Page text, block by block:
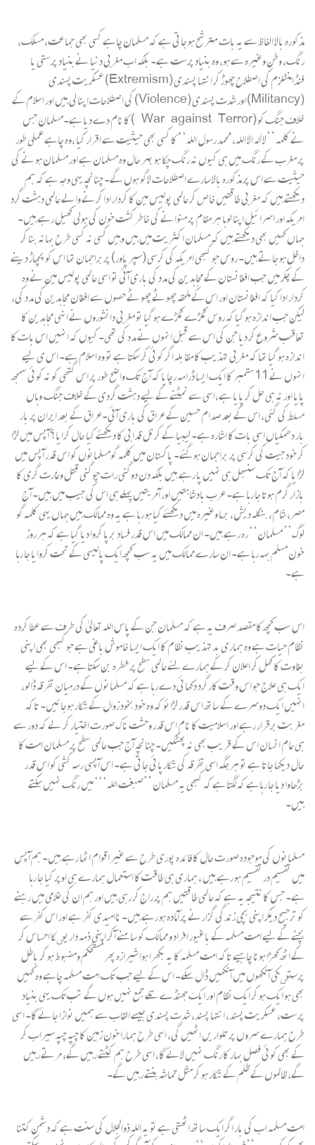
مذکورہ بالا الفاظ سے یہ بات مترشح ہو جاتی ہے کہ مسلمان چاہے کسی بھی جماعت، مسلک،
رنگ، وطن وغیرہ سے ہو، وہ بنیاد پرست ہے۔ بلکہ اب مغربی دنیا نے بنیاد پرستی یا
فنڈامنٹلزم کی اصطلاح چھوڑ کر انتہا پسندی (Extremism) عسکریت پسندی
(Militancy) اور شدت پسندی (Violence) کی اصطلاحات اپنا لی ہیں اور اسلام کے
خلاف جنگ کو (War against Terror ) کا نام دے دیا ہے۔مسلمان جس
نے کلمہ ’’لا الٰہ الا اللہ، محمد رسول اللہ‘‘ کا کسی بھی حیثیت سے اقرار کیا ،وہ چاہے عملی طور
پر مغرب کے رنگ میں ہی کیوں نہ رنگ چکا ہو بہر حال وہ مسلمان ہے اور مسلمان ہونے کی
حیثیت سے اس پر مذکورہ بالا سارے اصطلاحات لاگو ہوں گے۔ چنانچہ یہی وجہ ہے کہ ہم
دیکھتے ہیں کہ مغربی طاقتیں خاص کر عالمی پولیس مین کا کردار ادا کرنے والے عالمی دہشت گرد
امریکہ اور اسرائیل اپنا لوہا ہر مقام پر منوانے کی خاطر کشت خون کی ہولی کھیل رہے ہیں۔
جہاں کہیں بھی دیکھتے ہیں کہ مسلمان اکثریت میں ہیں وہیں کسی نہ کسی طرح بہانہ بنا کر
داخل ہو جاتے ہیں۔ روس جو کبھی امریکہ کی کرسی (سپر پاور) پربراجمان تھا اس کو پچھاڑ دینے
کے چکر میں جب افغانستان کے مجاہدین کی مدد کی باری آئی تو اسی عالمی پولیس مین نے وہ
کردار ادا کیا کہ افغانستان اور اس کے ملحقہ چھوٹے چھوٹے حصوں سے افغان مجاہدین کی مدد کی،
لیکن جب اندازہ ہو گیا کہ روس ٹکڑے ٹکڑے ہو گیا تو مغربی دانشوروں نے انہی مجاہدین کا
تعاقب شروع کر دیا جن کی اس سے قبل انہوں نے مدد کی تھی۔ کیوں کہ انہیں اس بات کا
اندازہ ہو گیا تھا کہ مغربی تہذیب کا مقابلہ اگر کوئی کر سکتا ہے تو وہ اسلام ہے۔ اس ی لیے
انہوں نے 11ستمبر کا ایک ایسا ڈرامہ رچایا کہ آج تک واضح طور پر اس گتھی کو نہ کوئی سمجھ
پایا اور نہ ہی حل کر پایا ہے،اسی سے نمٹنے کے لیے دہشت گردی کے خلاف جنگ وہاں
مسلط کی گئی، اس کے بعد صدام حسین کے عراق کی باری آئی۔عراق کے بعد ایران پر بار
بار دھمکیاں اسی بات کا اشارہ ہے۔ لیبیا کے کرنل قدابی کا دیکھئے کیا حال کرایا؟ آپس میں لڑا
کر خود جیت کی کرسی پر براجمان ہو گئے۔ پاکستان میں کلمہ گومسلمانوں کو اس قدر آپس میں
لڑایا کہ آج تک سنبھل ہی نہیں پا رہے ہیں بلکہ دن دوگنی رات چوگنی قتل وغارت گری کا
بازار گرم ہوتا جا رہا ہے۔ عرب بادشاہتیں اور آمریتیں پہلے ہی اس کی جیب میں ہیں۔ آج
مصر، شام، بنگلہ دیش، برما وغیرہ میں دیکھئے کیا ہو رہا ہے یہ وہ ممالک ہیں جہاں یہی کلمہ گو
لوگ’’ مسلمان‘‘ رہ رہے ہیں۔ ان ممالک میں اس قدر فساد برپا کروا دیا گیا ہے کہ ہر روز
خون مسلم بہہ رہا ہے۔ ان سارے ممالک میں یہ سب کچھ ایک پالیسی کے تحت کروایا جا رہا
ہے۔
اس سب کچھ کا مقصد صرف یہ ہے کہ مسلمان جن کے پاس اللہ تعالیٰ کی طرف سے عطا کردہ
نظام حیات ہے وہ ہماری بدتہذیب نظام کا ایک ایسا خاموش باغی ہے جو کبھی بھی اپنی
بغاوت کا کھل کر اعلان کر کے ہمارے لئے عالمی سطح پر خطرہ بن سکتا ہے۔ اس کے لیے
ایک ہی علاج جو اس وقت کارگرد دکھائی دے رہا ہے کہ مسلمانوں کے درمیان تفرقہ ڈالو،
انہیں ایک دوسرے کے ساتھ اس قدر لڑائو کہ وہ خود بخود زوال کے شکار ہوجائیں۔ تاکہ
مغربت برقرار رہے اور اسلامیت کا نام اس قدر وحشت ناک صورت اختیار کر لے کہ دور سے
ہی عام انسان اس کے قریب بھی نہ پھٹکیں۔ چنانچہ آج جب عالمی سطح پر مسلمان امت کا
حال دیکھا جاتا ہے تو ہر جگہ اسی تفرقہ کی شکارپائی جاتی ہے۔ اس آپسی رسہ کشی کو اس قدر
بڑھاوا دیا جا رہاہے کہ لگتا ہے کہ کبھی یہ مسلمان ’’صبغت اللہ‘‘‘ میں رنگ نہیں سکتے
ہیں۔
مسلمانوں کی موجودہ صورت حال کا فائدہ پوری طرح سے غیر اقوام اٹھا رہے ہیں۔ ہم آپس
میں تقسیم در تقسیم ہو رہے ہیں ، ہماری ہی طاقت کا استعمال ہمارے ہی اوپر کیا جا رہا
ہے۔ جس کا نتیجہ یہ ہے کہ عالمی طاقتیں ہم پر راج کر رہی ہیں اور ہم ان کی غلامی میں رہنے
کو ترجیح دیکر اپنی بچی زندگی گزارنے پر آمادہ ہو رہے ہیں۔ ناامیدی کفر ہے اور اس کفر سے
بچنے کے لیے امت مسلمہ کے باغیور افراد و ممالک کو سامنے آکر اپنی ذمہ داریوںکا احساس کر
کے اٹھ کھڑا ہونا چاہیے تاکہ امت مسلمہ کا یہ بکھرا ہوا شیرازہ پھر مستحکم ومضبوط ہو کر باطل
پرستوںکی آنکھوں میں آنکھیں ڈال سکے۔ اس کے لیے جب تک امت مسلمہ چاہے وہ کہیں
بھی ہو ایک ہو کر ایک نظام اور ایک جھنڈے تلے جمع نہیں ہوں گے تب تک یہی بنیاد
پرست، عسکریت پسند، انتہا پسند، شدت پسندی جیسے القاب سے ہمیں نوازا جائے گا۔ اسی
طرح ہمارے سروں پر تلواریں اٹھیں گی، اسی طرح ہمارا خون زمین کا چپہ چپہ سیراب کر
کے بھی کوئی فصل بہار کا رنگ نہیں لائے گا، اسی طرح ہم کٹتے رہیں گے، مرتے رہیں
گے، ظالموں کے ظلم کے شکار ہو کر مثل تماشہ بنتے رہیں گے۔
امت مسلمہ اب کی بار اگر ایک ساتھ اٹھتی ہے تو یہ اللہ ذوالجلال کی سنت ہے کہ دشمن کتنا